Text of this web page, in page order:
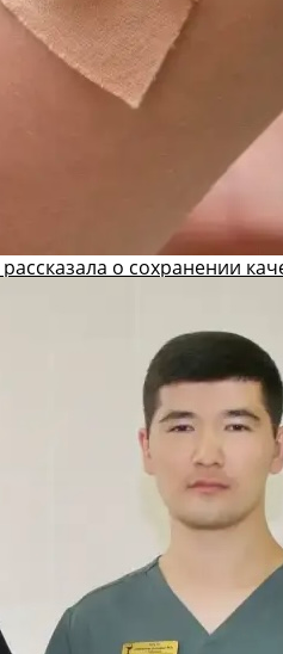
о сохранении